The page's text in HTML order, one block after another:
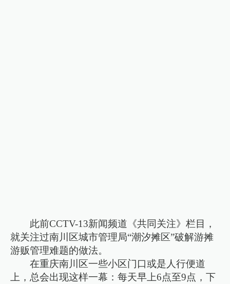
此前CCTV-13新闻频道《共同关注》栏目，
就关注过南川区城市管理局“潮汐摊区”破解游摊
游贩管理难题的做法。
在重庆南川区一些小区门口或是人行便道
上，总会出现这样一幕：每天早上6点至9点，下